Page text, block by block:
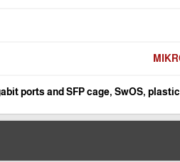
ports and SFP cage, SwOS,